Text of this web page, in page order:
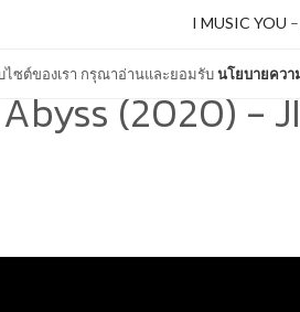
ไซต์ของเรา กรุณาอ่านและยอมรับนโยบายควา
I MUSIC YOU –
(2020) -